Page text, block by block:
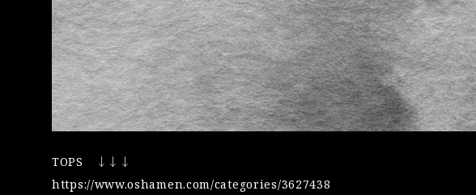
TOPS ↓↓↓
https://www.oshamen.com/categories/3627438